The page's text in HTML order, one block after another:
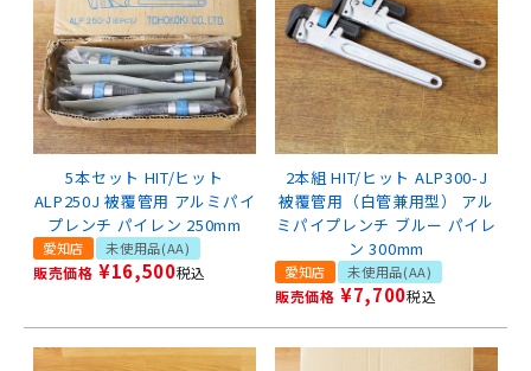
5本セット HIT/ヒット
ALP250J 被覆管用 アルミパイ
プレンチ パイレン 250mm
愛知店 未使用品(AA)
販売価格 ¥16,500税込
2本組 HIT/ヒット ALP300-J
被覆管用（白管兼用型） アル
ミパイプレンチ ブルー パイレ
ン 300mm
愛知店 未使用品(AA)
販売価格 ¥7,700税込